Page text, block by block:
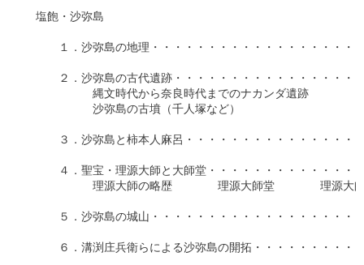
塩飽・沙弥島
１．沙弥島の地理・・・・・・・・・・・・・・・・・・
２．沙弥島の古代遺跡・・・・・・・・・・・・・・・・
縄文時代から奈良時代までのナカンダ遺跡
沙弥島の古墳（千人塚など）
３．沙弥島と柿本人麻呂・・・・・・・・・・・・・・・
４．聖宝・理源大師と大師堂・・・・・・・・・・・・・
理源大師の略歴　　　　理源大師堂　　　　理源大師
５．沙弥島の城山・・・・・・・・・・・・・・・・・・
６．溝渕庄兵衛らによる沙弥島の開拓・・・・・・・・・